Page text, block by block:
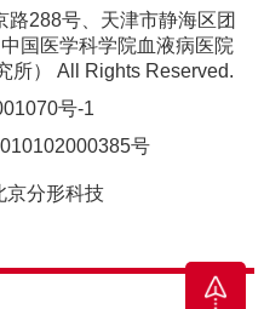
路288号、天津市静海区团
国医学科学院血液病医院
所） All Rights Reserved.
号-1
号
京分形科技